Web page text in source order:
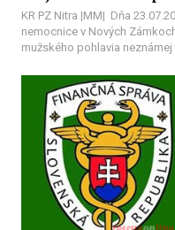
KR PZ Nitra |MM| Dňa
nemocnice v Nových